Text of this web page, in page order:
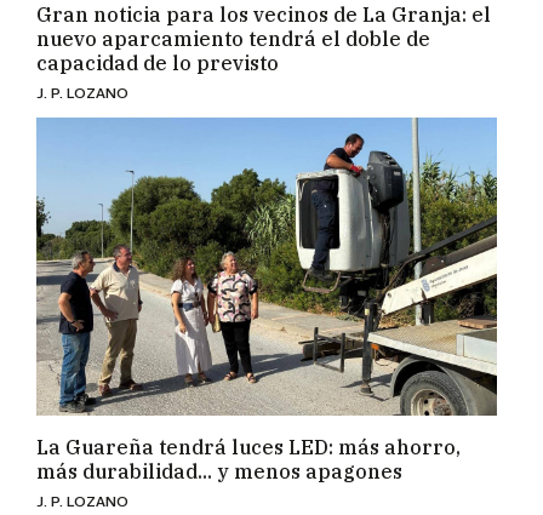
Gran noticia para los vecinos de La Granja: el
nuevo aparcamiento tendrá el doble de
capacidad de lo previsto
J. P. LOZANO
La Guareña tendrá luces LED: más ahorro,
más durabilidad... y menos apagones
J. P. LOZANO